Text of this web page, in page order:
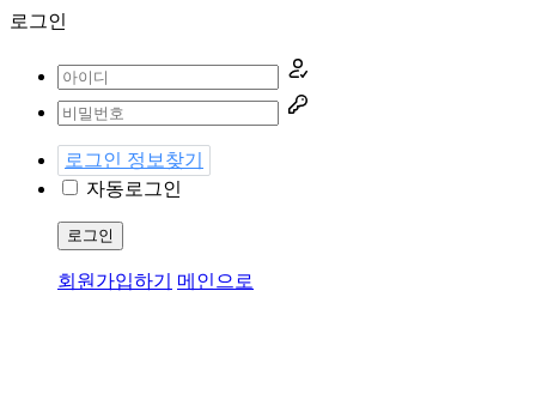
로그인
로그인 정보찾기
자동로그인
로그인
회원가입하기 메인으로